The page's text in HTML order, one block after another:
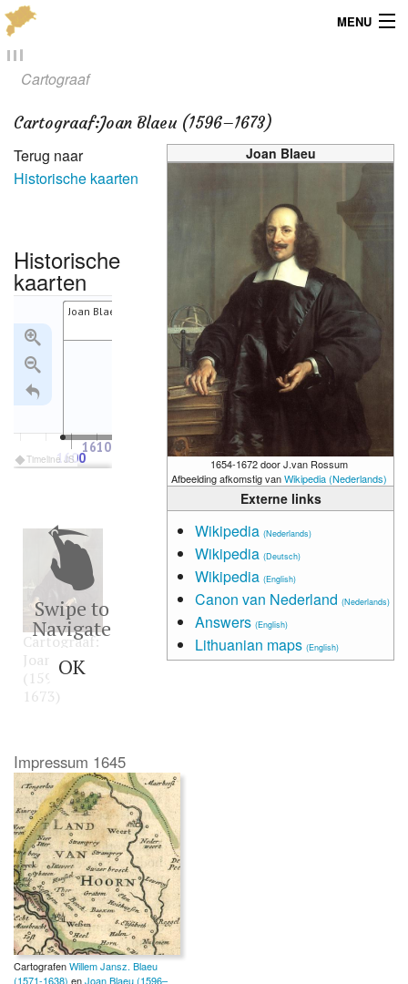
MENU
Menu
Dialect
Locaties
Overig
Verenigingsinfo
Cartograaf
Cartograaf:Joan Blaeu (1596–1673)
Joan Blaeu
1654-1672 door J.van Rossum
Afbeelding afkomstig vanWikipedia (Nederlands)
Externe links
Wikipedia (Nederlands)
Wikipedia (Deutsch)
Wikipedia (English)
Canon van Nederland (Nederlands)
Answers (English)
Lithuanian maps (English)
Terug naar
Historische kaarten
Historische
kaarten
Timeline JS
Joan Blaeu (1596–1673)
1645:1
1647:1
1600 1700
1610 1650
Cartograaf:
Joan Blaeu
(1596–
1673)
Impressum
1645
Cartografen:
Willem
Swipe to
Navigate
OK
Impressum 1645
CartografenWillem Jansz. Blaeu
(1571-1638) enJoan Blaeu (1596–